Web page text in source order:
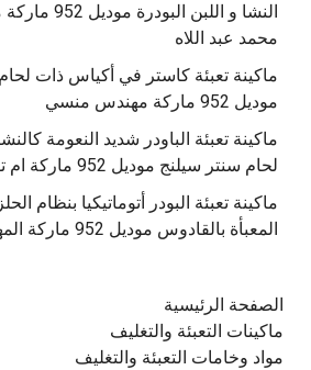
النشا و
محمد عبد اللاه
‫ماكينة تعبئة كاستر في أكياس ذات
موديل 952 ماركة مهندس منسي
‫ماكينة تعبئة الباودر شديد النعومة
‫ماكينة تعبئة البودر أتوماتيكيا بنظام
الصفحة الرئيسية
ماكينات التعبئة والتغليف
مواد وخامات التعبئة والتغليف